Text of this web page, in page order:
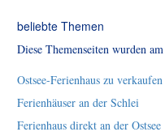
beliebte Themen
Diese Themenseiten wurden
Ostsee-Ferienhaus zu verkaufen
Ferienhäuser an der Schlei
Ferienhaus direkt an der Ostsee